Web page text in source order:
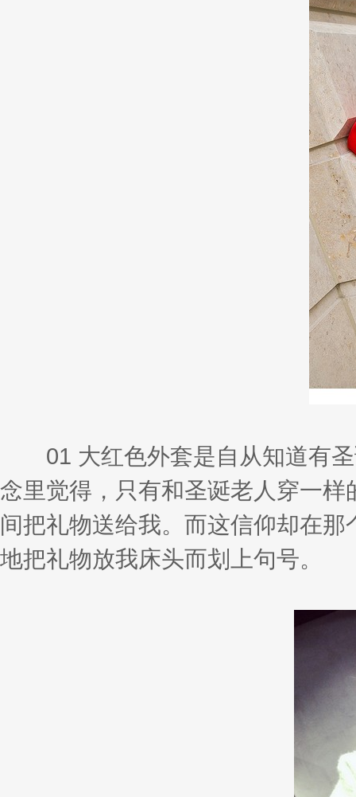
01 大红色外套是自从知道有圣
念里觉得，只有和圣诞老人穿一
间把礼物送给我。而这信仰却在
地把礼物放我床头而划上句号。